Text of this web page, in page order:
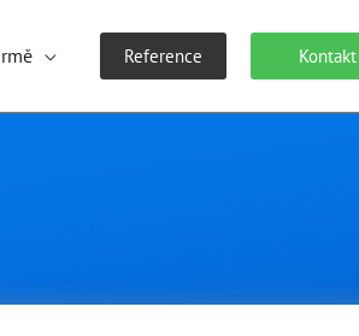
Reference Kontakt